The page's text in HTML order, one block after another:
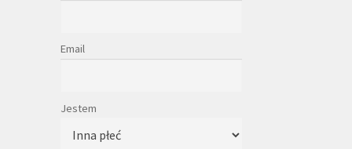
Email
Jestem